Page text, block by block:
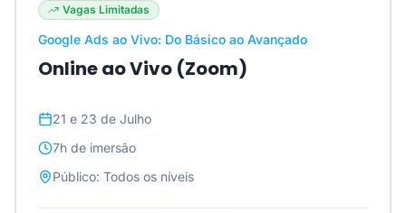
Vagas Limitadas
Google Ads ao Vivo: Do Básico ao Avançado
Online ao Vivo (Zoom)
21 e 23 de Julho
7h de imersão
Público: Todos os níveis